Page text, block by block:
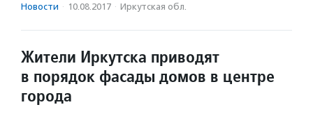
Новости · 10.08.2017 · Иркутская обл.
Жители Иркутска приводят
в порядок фасады домов в центре
города